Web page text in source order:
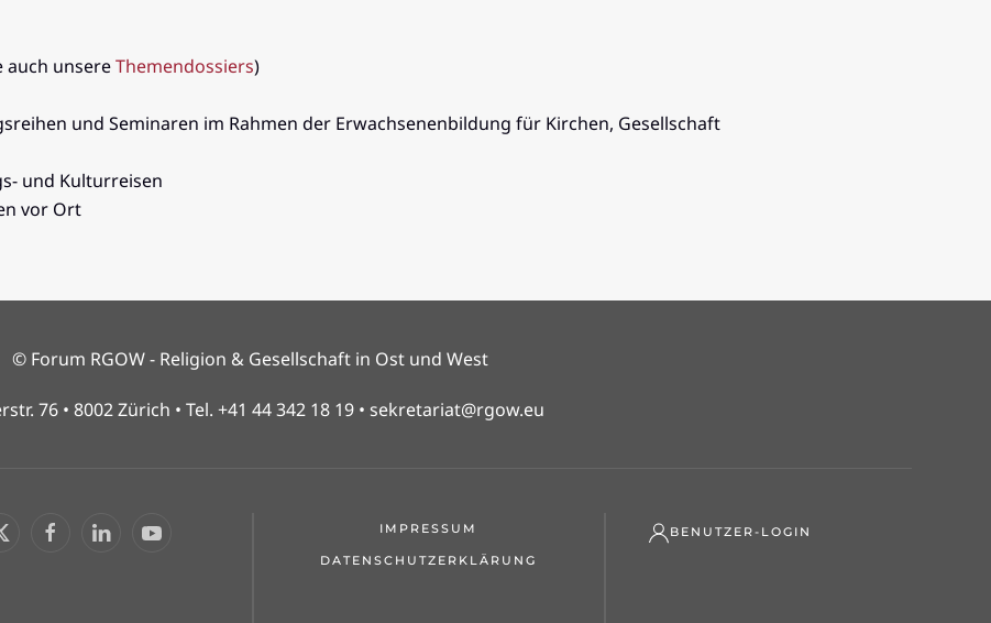
auch unsereThemendossiers)
und Seminaren im Rahmen der Erwachsenenbildung für Kirchen, Gesellschaft
und Kulturreisen
vor Ort
© Forum RGOW - Religion & Gesellschaft in Ost und West
76 • 8002 Zürich • Tel. +41 44 342 18 19 • sekretariat@rgow.eu
IMPRESSUM
DATENSCHUTZERKLÄRUNG
BENUTZER-LOGIN